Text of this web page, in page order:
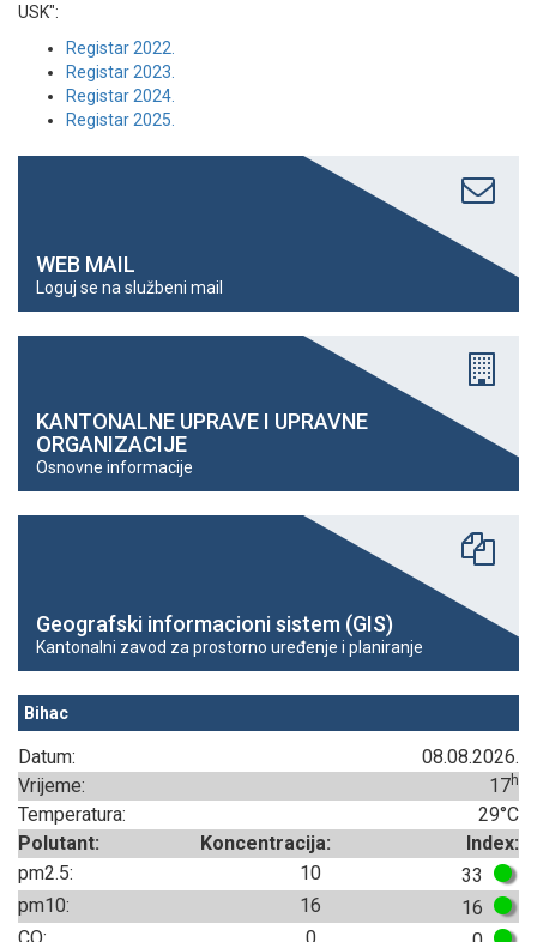
USK":
Registar 2022.
Registar 2023.
Registar 2024.
Registar 2025.
WEB MAIL
Loguj se na službeni mail
KANTONALNE UPRAVE I UPRAVNE
ORGANIZACIJE
Osnovne informacije
Geografski informacioni sistem (GIS)
Kantonalni zavod za prostorno uređenje i planiranje
Bihac
Datum:
08.08.2026.
Vrijeme:
17h
Temperatura:
29°C
Polutant:
Koncentracija:
Index:
pm2.5:
10
33
pm10:
16
16